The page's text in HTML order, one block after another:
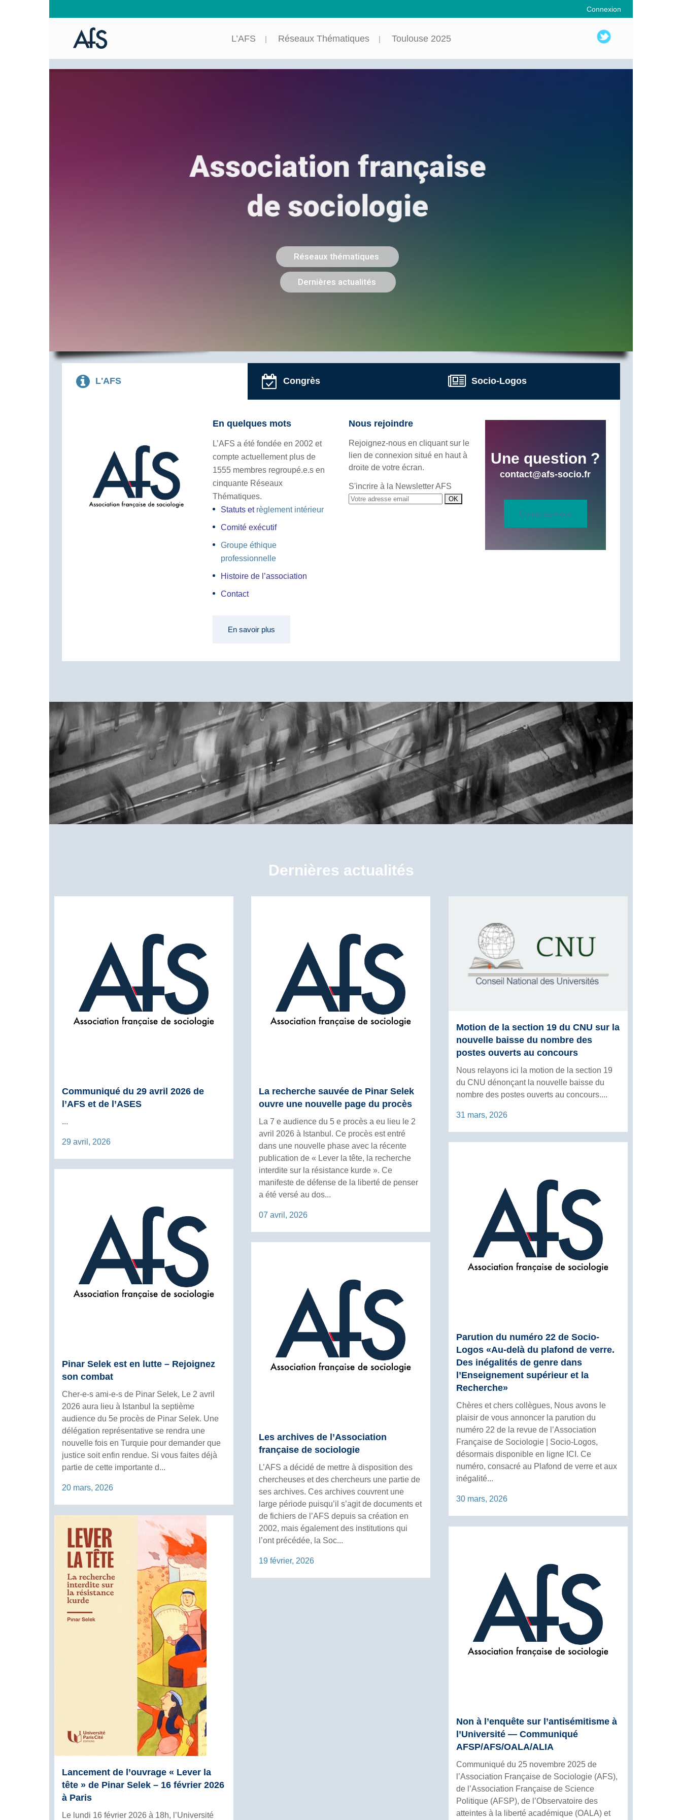
Connexion
L’AFS Réseaux Thématiques Toulouse 2025
L'AFS Congrès Socio-Logos
En quelques mots
L’AFS a été fondée en 2002 et
compte actuellement plus de
1555 membres regroupé.e.s en
cinquante Réseaux
Thématiques.
Statutset règlement intérieur
Comité exécutif
Groupe éthique
professionnelle
Histoire de l’association
Contact
En savoir plus
Nous rejoindre
Rejoignez-nous en cliquant sur le
lien de connexion situé en haut à
droite de votre écran.
S'incrire à la Newsletter AFS
Une question ?
contact@afs-socio.fr
Contactez-nous
Dernières actualités
Communiqué du 29 avril 2026 de
l’AFS et de l’ASES
...
29 avril, 2026
La recherche sauvée de Pinar Selek
ouvre une nouvelle page du procès
La 7 e audience du 5 e procès a eu lieu le 2
avril 2026 à Istanbul. Ce procès est entré
dans une nouvelle phase avec la récente
publication de « Lever la tête, la recherche
interdite sur la résistance kurde ». Ce
manifeste de défense de la liberté de penser
a été versé au dos...
07 avril, 2026
Motion de la section 19 du CNU sur la
nouvelle baisse du nombre des
postes ouverts au concours
Nous relayons ici la motion de la section 19
du CNU dénonçant la nouvelle baisse du
nombre des postes ouverts au concours....
31 mars, 2026
Parution du numéro 22 de Socio-
Logos «Au-delà du plafond de verre.
Des inégalités de genre dans
l’Enseignement supérieur et la
Recherche»
Chères et chers collègues, Nous avons le
plaisir de vous annoncer la parution du
numéro 22 de la revue de l’Association
Française de Sociologie | Socio-Logos,
désormais disponible en ligne ICI. Ce
numéro, consacré au Plafond de verre et aux
inégalité...
30 mars, 2026
Pinar Selek est en lutte – Rejoignez
son combat
Cher-e-s ami-e-s de Pinar Selek, Le 2 avril
2026 aura lieu à Istanbul la septième
audience du 5e procès de Pinar Selek. Une
délégation représentative se rendra une
nouvelle fois en Turquie pour demander que
justice soit enfin rendue. Si vous faites déjà
partie de cette importante d...
20 mars, 2026
Les archives de l’Association
française de sociologie
L’AFS a décidé de mettre à disposition des
chercheuses et des chercheurs une partie de
ses archives. Ces archives couvrent une
large période puisqu’il s’agit de documents et
de fichiers de l’AFS depuis sa création en
2002, mais également des institutions qui
l’ont précédée, la Soc...
19 février, 2026
Lancement de l’ouvrage « Lever la
tête » de Pinar Selek – 16 février 2026
à Paris
Le lundi 16 février 2026 à 18h, l’Université
Non à l’enquête sur l’antisémitisme à
l’Université — Communiqué
AFSP/AFS/OALA/ALIA
Communiqué du 25 novembre 2025 de
l’Association Française de Sociologie (AFS),
de l’Association Française de Science
Politique (AFSP), de l’Observatoire des
atteintes à la liberté académique (OALA) et